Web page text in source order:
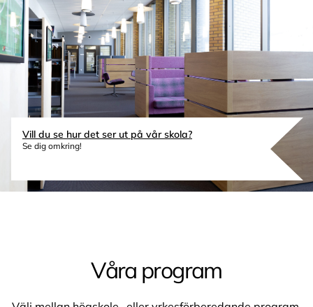
Vill du se hur det ser ut på vår skola?
Se dig omkring!
Våra program